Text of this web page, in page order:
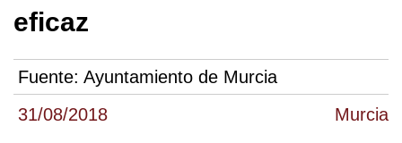
31/08/2018 Murcia
eficaz
Fuente: Ayuntamiento de Murcia